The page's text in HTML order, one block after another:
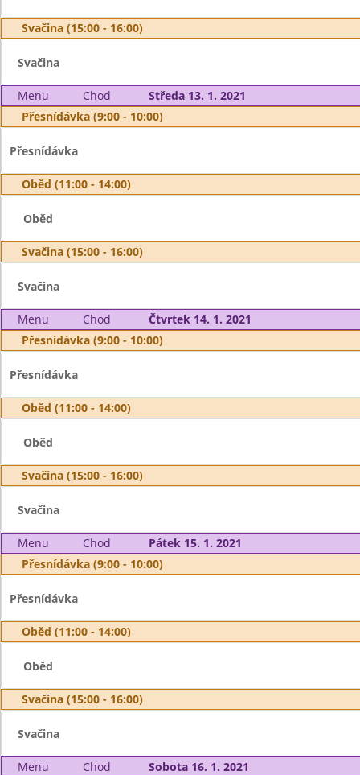
Svačina (15:00 - 16:00)
Svačina
Menu Chod
Středa 13. 1. 2021
Přesnídávka (9:00 - 10:00)
Přesnídávka
Oběd (11:00 - 14:00)
Oběd
Svačina (15:00 - 16:00)
Svačina
Menu Chod
Čtvrtek 14. 1. 2021
Přesnídávka (9:00 - 10:00)
Přesnídávka
Oběd (11:00 - 14:00)
Oběd
Svačina (15:00 - 16:00)
Svačina
Menu Chod
Pátek 15. 1. 2021
Přesnídávka (9:00 - 10:00)
Přesnídávka
Oběd (11:00 - 14:00)
Oběd
Svačina (15:00 - 16:00)
Svačina
Menu Chod
Sobota 16. 1. 2021